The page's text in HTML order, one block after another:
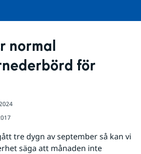
normal
för
tre dygn av september så kan vi
säga att månaden inte